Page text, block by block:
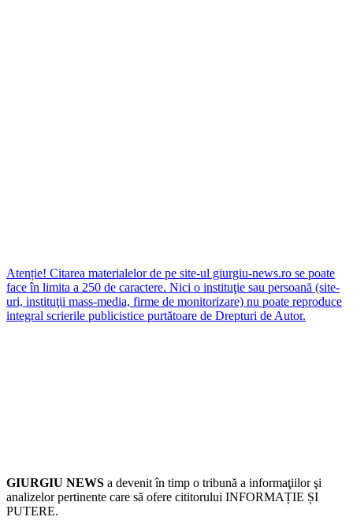
Atenție! Citarea materialelor de pe site-ul giurgiu-news.ro se poate
face în limita a 250 de caractere. Nici o instituţie sau persoană (site-
uri, instituţii mass-media, firme de monitorizare) nu poate reproduce
integral scrierile publicistice purtătoare de Drepturi de Autor.
GIURGIU NEWS a devenit în timp o tribună a informaţiilor şi
analizelor pertinente care să ofere cititorului INFORMAȚIE ȘI
PUTERE.